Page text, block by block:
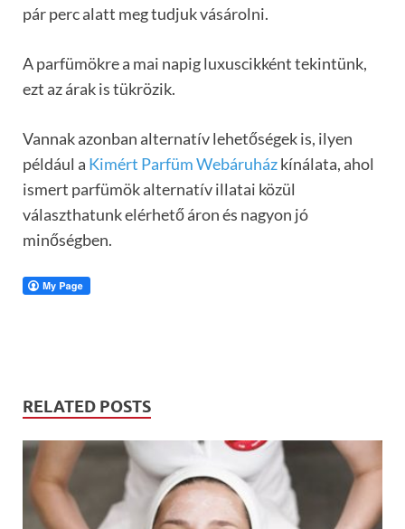
pár perc alatt meg tudjuk vásárolni.
A parfümökre a mai napig luxuscikként tekintünk,
ezt az árak is tükrözik.
Vannak azonban alternatív lehetőségek is, ilyen
például a Kimért Parfüm Webáruházkínálata, ahol
ismert parfümök alternatív illatai közül
választhatunk elérhető áron és nagyon jó
minőségben.
RELATED POSTS